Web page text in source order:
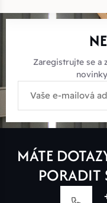
Zaregistrujte se a
MÁTE
PORADIT